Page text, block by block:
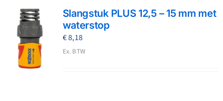
Slangstuk PLUS 12,5 – 15 mm met
waterstop
€8,18
Ex. BTW